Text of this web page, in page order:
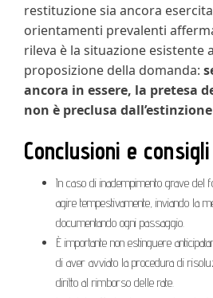
restituzione sia ancora
orientamenti prevalenti
rileva è la situazione esistente
proposizione della domanda:
ancora in essere, la pretesa
non è preclusa
Conclusioni e
In caso di inadempimento grave del
agire tempestivamente, inviando la
documentando ogni passaggio.
È importante non estinguere
di aver avviato la procedura di
diritto al rimborso delle rate.